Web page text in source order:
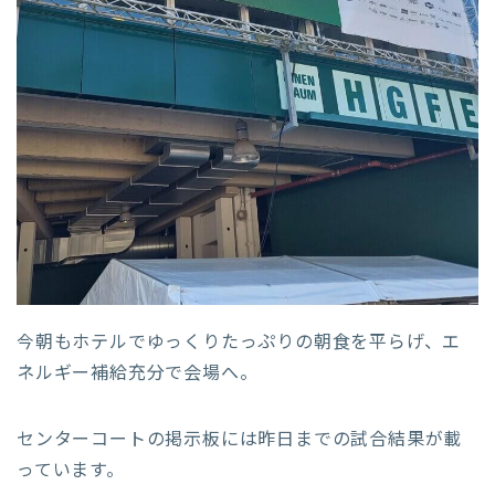
今朝もホテルでゆっくりたっぷりの朝食を平らげ、エ
ネルギー補給充分で会場へ。
センターコートの掲示板には昨日までの試合結果が載
っています。